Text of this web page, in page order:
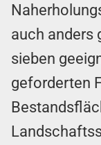
auch anders
sieben
geforderten